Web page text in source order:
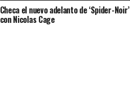
Checa el nuevo adelanto de ‘Spider-Noir’
con Nicolas Cage